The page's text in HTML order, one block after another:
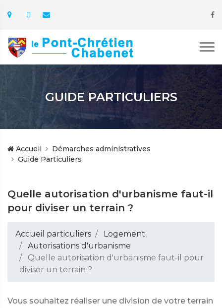
GUIDE PARTICULIERS
Accueil
Démarches administratives
Guide Particuliers
Quelle autorisation d'urbanisme faut-il
pour diviser un terrain ?
Accueil particuliers
Logement
Autorisations d'urbanisme
Quelle autorisation d'urbanisme faut-il pour
diviser un terrain ?
Vous souhaitez réaliser une division de votre terrain